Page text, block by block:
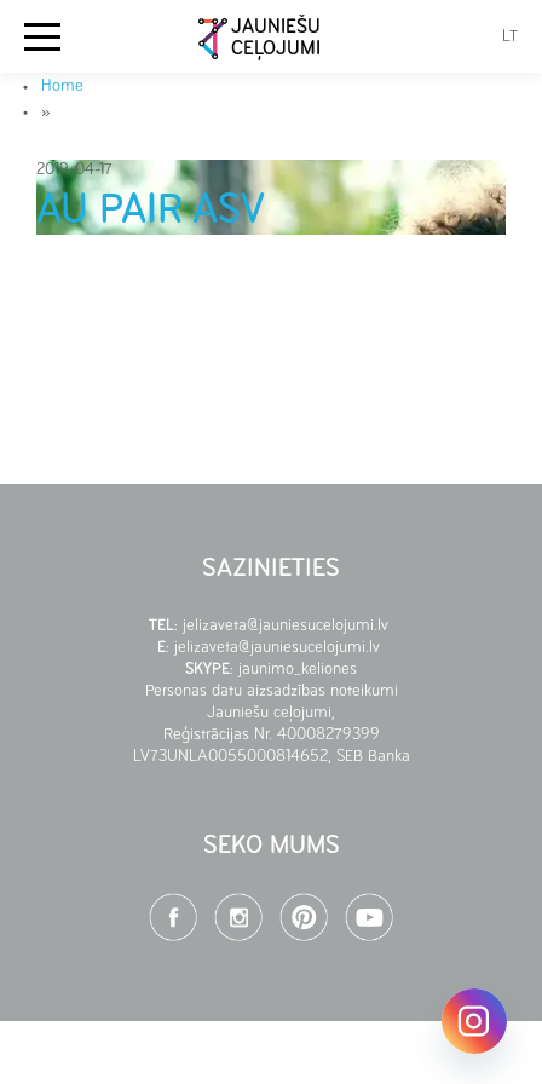
Home
»
2019-04-17
AU PAIR ASV
SAZINIETIES
TEL: jelizaveta@jauniesucelojumi.lv
E: jelizaveta@jauniesucelojumi.lv
SKYPE: jaunimo_keliones
Personas datu aizsadzības noteikumi
Jauniešu ceļojumi,
Reģistrācijas Nr. 40008279399
LV73UNLA0055000814652, SEB Banka
SEKO MUMS
JAUNIEŠU
CEĻOJUMI
LT